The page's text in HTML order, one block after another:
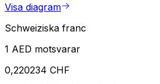
Visa diagram
Schweiziska franc
1 AED motsvarar
0,220234 CHF